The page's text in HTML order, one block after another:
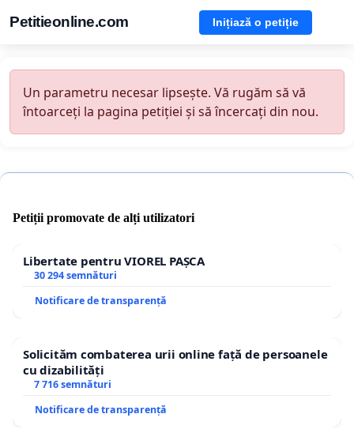
Petitieonline.com Inițiază o petiție
Un parametru necesar lipsește. Vă rugăm să vă
întoarceți la pagina petiției și să încercați din nou.
Petiții promovate de alți utilizatori
Libertate pentru VIOREL PAȘCA
30 294 semnături
Notificare de transparență
Solicităm combaterea urii online față de persoanele
cu dizabilități
7 716 semnături
Notificare de transparență